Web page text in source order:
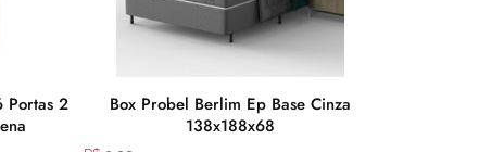
Portas 2
Box Probel Berlim Ep Base Cinza
138x188x68